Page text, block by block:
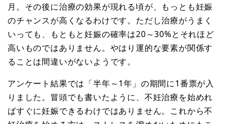
月。その後に治療の効果が現れる頃が、もっとも妊娠
のチャンスが高くなるわけです。ただし治療がうまく
いっても、もともと妊娠の確率は20～30%とそれほど
高いものではありません。やはり運的な要素が関係す
ることは間違いがないようです。
アンケート結果では「半年～1年」の期間に1番票が入
りました。冒頭でも書いたように、不妊治療を始めれ
ばすぐに妊娠できるわけではありません。これから不